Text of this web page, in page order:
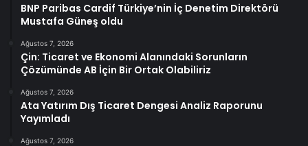
BNP Paribas Cardif Türkiye’nin İç Denetim Direktörü
Mustafa Güneş oldu
Ağustos 7, 2026
Çin: Ticaret ve Ekonomi Alanındaki Sorunların
Çözümünde AB İçin Bir Ortak Olabiliriz
Ağustos 7, 2026
Ata Yatırım Dış Ticaret Dengesi Analiz Raporunu
Yayımladı
Ağustos 7, 2026